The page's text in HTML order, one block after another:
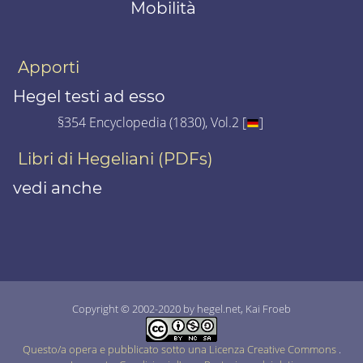
Mobilità
Apporti
Hegel testi ad esso
§354 Encyclopedia (1830), Vol.2 [ ]
Libri di Hegeliani (PDFs)
vedi anche
Copyright © 2002-2020 by hegel.net, Kai Froeb
Questo/a opera e pubblicato sotto una Licenza Creative Commons .